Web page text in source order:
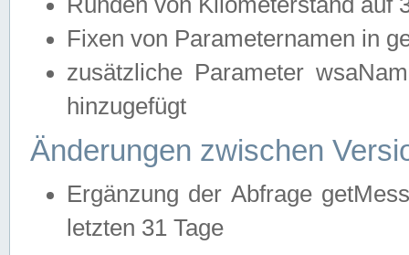
Fixen von Parameternamen in
zusätzliche Parameter
hinzugefügt
Änderungen zwischen
Ergänzung der Abfrage
letzten 31 Tage